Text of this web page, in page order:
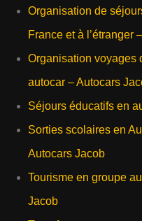
Organisation de
France et à l’étranger
Organisation voyages
autocar – Autocars
Séjours éducatifs en
Sorties scolaires en
Autocars Jacob
Tourisme en groupe
Jacob